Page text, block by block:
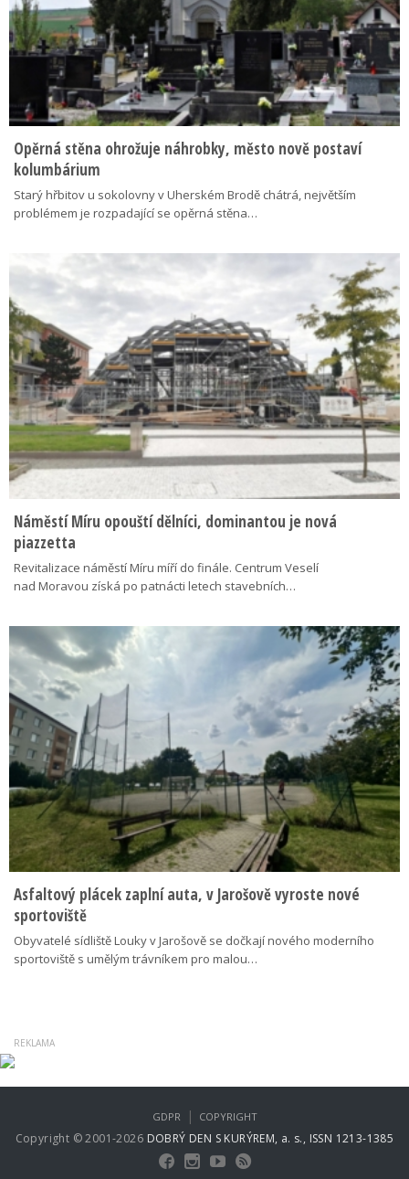
Opěrná stěna ohrožuje náhrobky, město nově postaví
kolumbárium
Starý hřbitov u sokolovny v Uherském Brodě chátrá, největším
problémem je rozpadající se opěrná stěna…
Náměstí Míru opouští dělníci, dominantou je nová
piazzetta
Revitalizace náměstí Míru míří do finále. Centrum Veselí
nad Moravou získá po patnácti letech stavebních…
Asfaltový plácek zaplní auta, v Jarošově vyroste nové
sportoviště
Obyvatelé sídliště Louky v Jarošově se dočkají nového moderního
sportoviště s umělým trávníkem pro malou…
Copyright © 2001-2026 DOBRÝ DEN S KURÝREM, a. s., ISSN 1213-1385
GDPR | COPYRIGHT